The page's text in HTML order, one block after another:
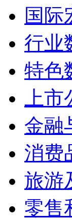
国际
行业
特色
上
金融
消费
旅游
零售